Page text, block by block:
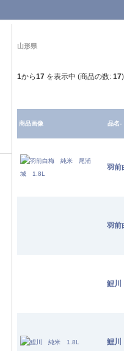
山形県
1から17 を表示中 (商品の数: 17)
商品画像 品名-
羽
羽
鯉
鯉